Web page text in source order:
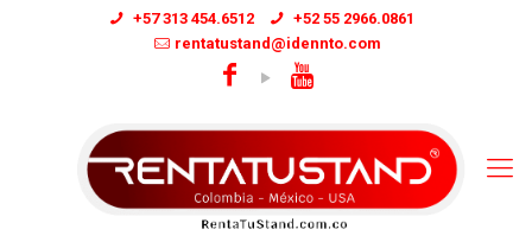
+57 313 454.6512
+52 55 2966.0861
rentatustand@idennto.com